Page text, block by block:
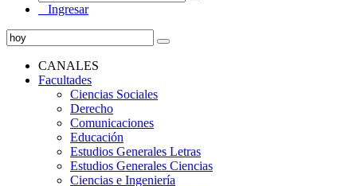
Ingresar
CANALES
Facultades
Ciencias Sociales
Derecho
Comunicaciones
Educación
Estudios Generales Letras
Estudios Generales Ciencias
Ciencias e Ingeniería